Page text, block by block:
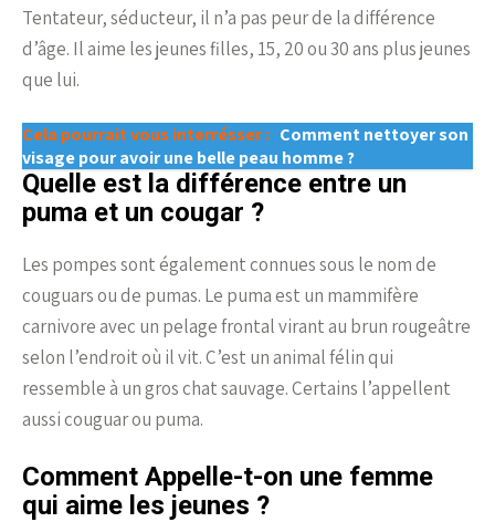
Tentateur, séducteur, il n’a pas peur de la différence
d’âge. Il aime les jeunes filles, 15, 20 ou 30 ans plus jeunes
que lui.
Cela pourrait vous interrésser : Comment nettoyer son
visage pour avoir une belle peau homme ?
Quelle est la différence entre un
puma et un cougar ?
Les pompes sont également connues sous le nom de
couguars ou de pumas. Le puma est un mammifère
carnivore avec un pelage frontal virant au brun rougeâtre
selon l’endroit où il vit. C’est un animal félin qui
ressemble à un gros chat sauvage. Certains l’appellent
aussi couguar ou puma.
Comment Appelle-t-on une femme
qui aime les jeunes ?